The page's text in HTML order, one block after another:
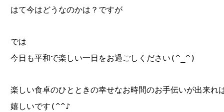
はて今はどうなのかは？ですが
では
今日も平和で楽しい一日をお過ごしください(^_^)
楽しい食卓のひとときの幸せなお時間のお手伝いが出来れ
嬉しいです(^^♪